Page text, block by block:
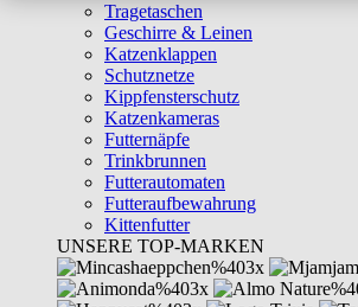
Tragetaschen
Geschirre & Leinen
Katzenklappen
Schutznetze
Kippfensterschutz
Katzenkameras
Futternäpfe
Trinkbrunnen
Futterautomaten
Futteraufbewahrung
Kittenfutter
UNSERE TOP-MARKEN